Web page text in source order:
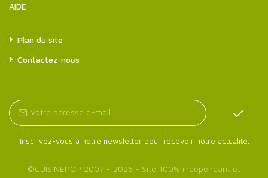
AIDE
Plan du site
Contactez-nous
Inscrivez-vous à notre newsletter pour recevoir notre actualité.
©CUISINEPOP 2007 - 2026 - Site 100% indépendant et